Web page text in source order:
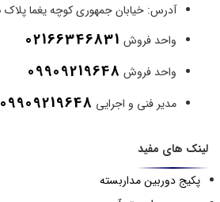
آدرس: خیابان جمهوری کوچه یغما پلاک ۲۲۰ واحد ۸
واحد فروش 02166346831
واحد فروش 09909219648
مدیر فنی و اجرایی 09909219648
لینک های مفید
پکیج دوربین مداربسته